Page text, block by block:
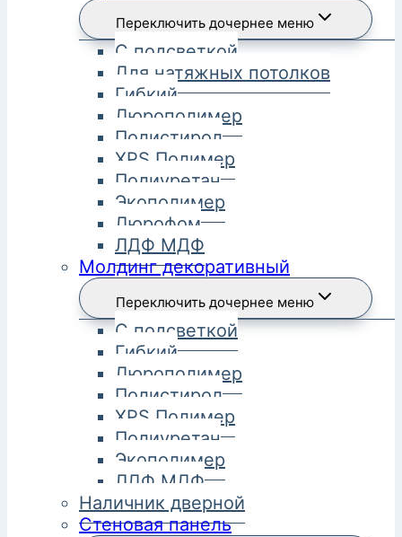
Переключить дочернее меню
С подсветкой
Для натяжных потолков
Гибкий
Дюрополимер
Полистирол
XPS Полимер
Полиуретан
Экополимер
Дюрофом
ЛДФ МДФ
Молдинг декоративный
Переключить дочернее меню
С подсветкой
Гибкий
Дюрополимер
Полистирол
XPS Полимер
Полиуретан
Экополимер
ЛДФ МДФ
Наличник дверной
Стеновая панель